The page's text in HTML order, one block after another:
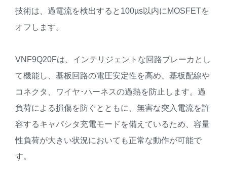
技術は、過電流を検出すると100µs以内にMOSFETを
オフします。
VNF9Q20Fは、インテリジェントな回路ブレーカとし
て機能し、基板回路の電圧安定性を高め、基板配線や
コネクタ、ワイヤ･ハーネスの過熱を防止します。過
負荷による損傷を防ぐとともに、無害な突入電流を許
容するキャパシタ充電モードを備えているため、容量
性負荷が大きい状況においても正常な動作が可能で
す。